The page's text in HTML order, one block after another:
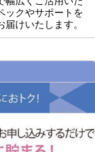
ックやサポートを
けいたします。